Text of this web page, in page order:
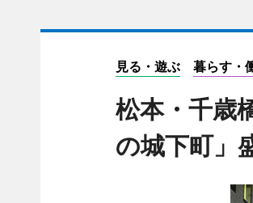
見る・遊ぶ 暮らす・
松本・千歳
の城下町」